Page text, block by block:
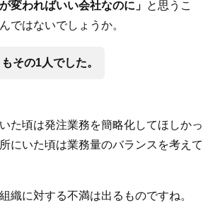
変わればいい会社なのに」 と思うこ
ではないでしょうか。
その1人でした。
た頃は発注業務を簡略化してほしかっ
にいた頃は業務量のバランスを考えて
織に対する不満は出るものですね。